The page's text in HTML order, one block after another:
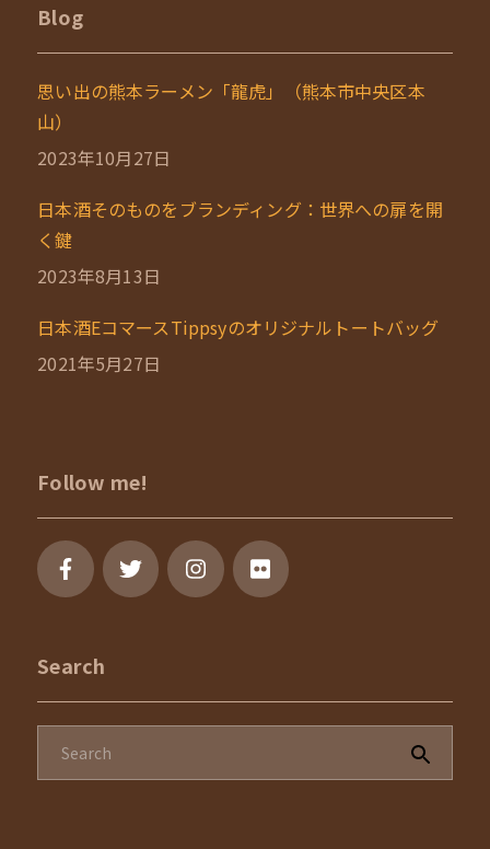
Blog
思い出の熊本ラーメン「龍虎」（熊本市中央区本
山）
2023年10月27日
日本酒そのものをブランディング：世界への扉を開
く鍵
2023年8月13日
日本酒EコマースTippsyのオリジナルトートバッグ
2021年5月27日
Follow me!
Search